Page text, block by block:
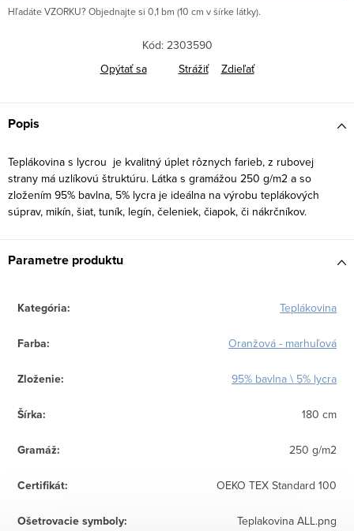
Hľadáte VZORKU? Objednajte si 0,1 bm (10 cm v šírke látky).
Kód: 2303590
Opýtať sa
Strážiť Zdieľať
Popis
Teplákovina s lycrou je kvalitný úplet rôznych farieb, z rubovej
strany má uzlíkovú štruktúru. Látka s gramážou 250 g/m2 a so
zložením 95% bavlna, 5% lycra je ideálna na výrobu teplákových
súprav, mikín, šiat, tuník, legín, čeleniek, čiapok, či nákrčníkov.
Parametre produktu
Kategória: Teplákovina
Farba: Oranžová - marhuľová
Zloženie: 95% bavlna \ 5% lycra
Šírka: 180 cm
Gramáž: 250 g/m2
Certifikát: OEKO TEX Standard 100
Ošetrovacie symboly: Teplakovina ALL.png